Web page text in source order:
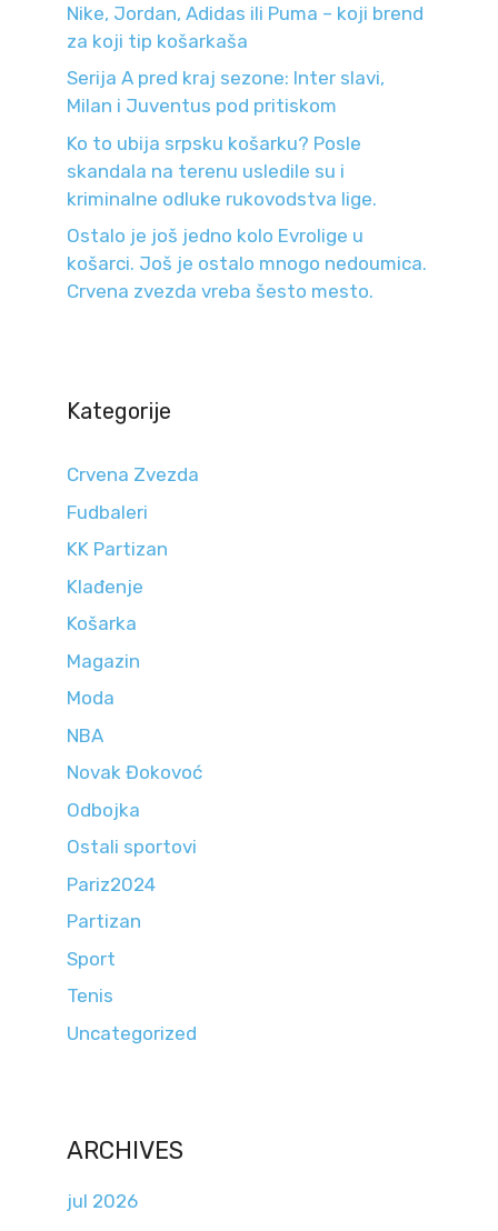
Nike, Jordan, Adidas ili Puma – koji brend
za koji tip košarkaša
Serija A pred kraj sezone: Inter slavi,
Milan i Juventus pod pritiskom
Ko to ubija srpsku košarku? Posle
skandala na terenu usledile su i
kriminalne odluke rukovodstva lige.
Ostalo je još jedno kolo Evrolige u
košarci. Još je ostalo mnogo nedoumica.
Crvena zvezda vreba šesto mesto.
Kategorije
Crvena Zvezda
Fudbaleri
KK Partizan
Klađenje
Košarka
Magazin
Moda
NBA
Novak Đokovoć
Odbojka
Ostali sportovi
Pariz2024
Partizan
Sport
Tenis
Uncategorized
ARCHIVES
jul 2026